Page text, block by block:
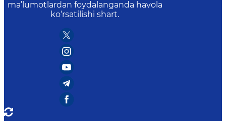
ma’lumotlardan foydalanganda havola
ko‘rsatilishi shart.